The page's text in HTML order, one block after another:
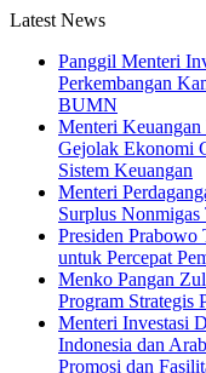
Latest News
Panggil Menteri
Perkembangan
BUMN
Menteri Keuangan
Gejolak Ekonomi
Sistem Keuangan
Menteri
Surplus Nonmigas
Presiden Prabowo
untuk Percepat
Menko Pangan
Program Strategis
Menteri Investasi
Indonesia dan
Promosi dan